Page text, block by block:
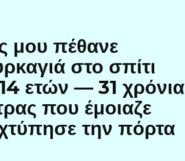
μου πέθανε
στο σπίτι
ετών — 31 χρόνια
που έμοιαζε
την πόρτα